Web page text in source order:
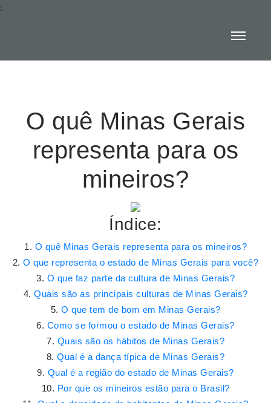
:
O quê Minas Gerais
representa para os
mineiros?
Índice:
O quê Minas Gerais representa para os mineiros?
O que representa o estado de Minas Gerais para você?
O que faz parte da cultura de Minas Gerais?
Quais são as principais culturas de Minas Gerais?
O que tem de bom em Minas Gerais?
Como se formou o estado de Minas Gerais?
Quais são os hábitos de Minas Gerais?
Qual é a dança típica de Minas Gerais?
Qual é a região do estado de Minas Gerais?
Por que os mineiros estão para o Brasil?